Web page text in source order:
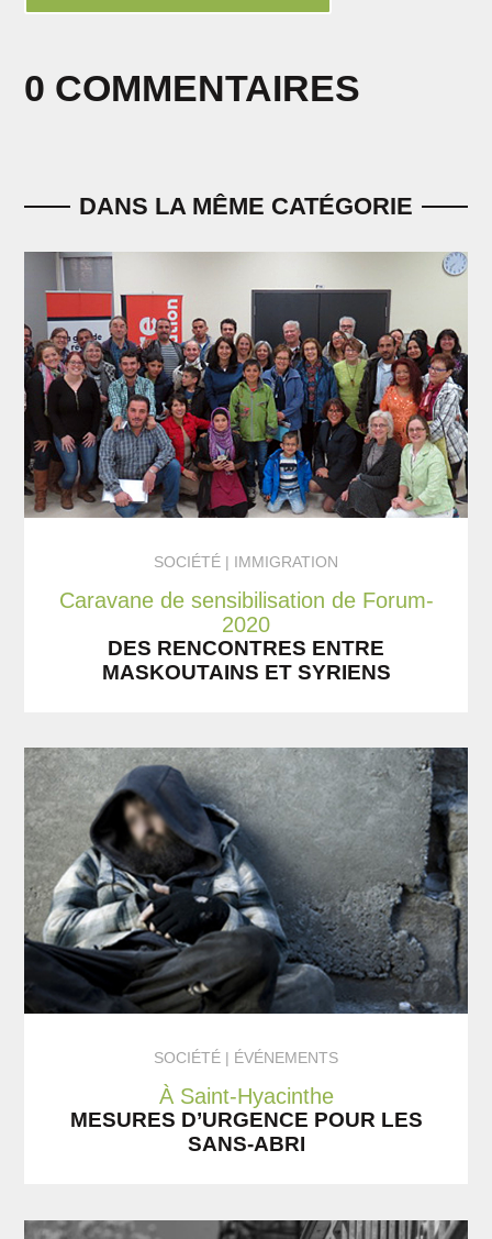
0 COMMENTAIRES
DANS LA MÊME CATÉGORIE
SOCIÉTÉ IMMIGRATION
Caravane de sensibilisation de Forum-
2020
DES RENCONTRES ENTRE
MASKOUTAINS ET SYRIENS
SOCIÉTÉ ÉVÉNEMENTS
À Saint-Hyacinthe
MESURES D’URGENCE POUR LES
SANS-ABRI